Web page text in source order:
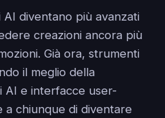
diventano più avanzati
creazioni ancora più
Già ora, strumenti
il meglio della
AI e interfacce user-
chiunque di diventare